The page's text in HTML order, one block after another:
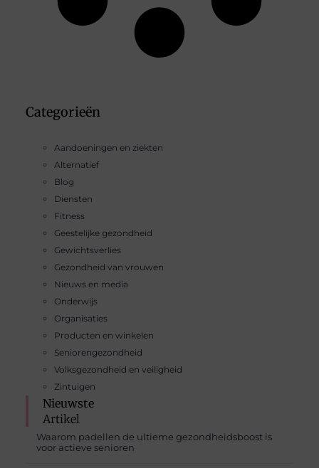
Categorieën
Aandoeningen en ziekten
Alternatief
Blog
Diensten
Fitness
Geestelijke gezondheid
Gewichtsverlies
Gezondheid van vrouwen
Nieuws en media
Onderwijs
Organisaties
Producten en winkelen
Seniorengezondheid
Volksgezondheid en veiligheid
Zintuigen
Nieuwste
Artikel
Waarom padellen de ultieme gezondheidsboost is
voor actieve senioren